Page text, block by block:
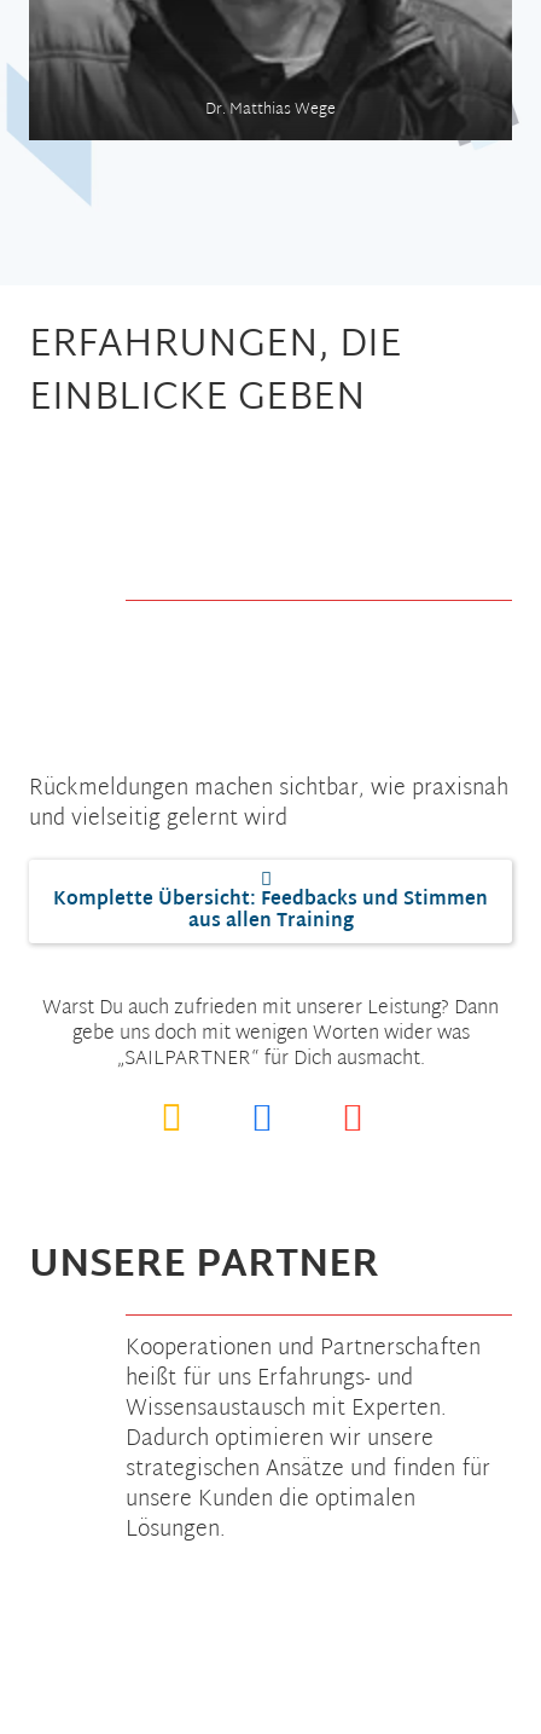
Dr. Matthias Wege
Medizin auf See
ERFAHRUNGEN, DIE
EINBLICKE GEBEN
Rückmeldungen machen sichtbar, wie praxisnah
und vielseitig gelernt wird
Komplette Übersicht: Feedbacks und Stimmen
aus allen Training
Warst Du auch zufrieden mit unserer Leistung? Dann
gebe uns doch mit wenigen Worten wider was
„SAILPARTNER“ für Dich ausmacht.
UNSERE PARTNER
Kooperationen und Partnerschaften
heißt für uns Erfahrungs- und
Wissensaustausch mit Experten.
Dadurch optimieren wir unsere
strategischen Ansätze und finden für
unsere Kunden die optimalen
Lösungen.